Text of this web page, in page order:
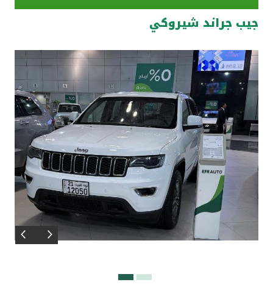
مواقع الفروع وأجهزة الصرف الآلي
ألمانيا
تركيا
ماليزيا
مصر
المملكة المتحدة
مملكة البحرين
جيب جراند شيروكي